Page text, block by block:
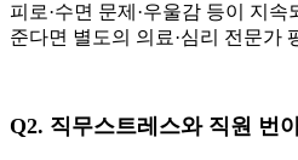
피로·수면 문제·우울감 등이 지
준다면 별도의 의료·심리 전문가
Q2. 직무스트레스와 직원 번